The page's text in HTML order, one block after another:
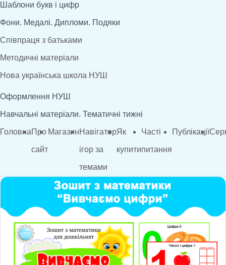
Шаблони букв і цифр
Фони. Медалі. Дипломи. Подяки
Співпраця з батьками
Методичні матеріали
Нова українська школа НУШ
Оформлення НУШ
Навчальні матеріали. Тематичні тижні
ГоловнаПро
сайт
МагазинНавігатор
ігор за
темами
Як
купити
Часті
питання
Публікації